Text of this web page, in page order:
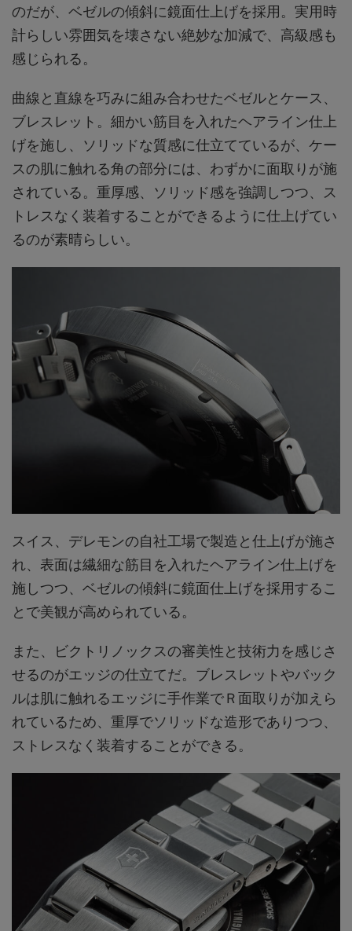
のだが、ベゼルの傾斜に鏡面仕上げを採用。実用時
計らしい雰囲気を壊さない絶妙な加減で、高級感も
感じられる。
曲線と直線を巧みに組み合わせたベゼルとケース、
ブレスレット。細かい筋目を入れたヘアライン仕上
げを施し、ソリッドな質感に仕立てているが、ケー
スの肌に触れる角の部分には、わずかに面取りが施
されている。重厚感、ソリッド感を強調しつつ、ス
トレスなく装着することができるように仕上げてい
るのが素晴らしい。
スイス、デレモンの自社工場で製造と仕上げが施さ
れ、表面は繊細な筋目を入れたヘアライン仕上げを
施しつつ、ベゼルの傾斜に鏡面仕上げを採用するこ
とで美観が高められている。
また、ビクトリノックスの審美性と技術力を感じさ
せるのがエッジの仕立てだ。ブレスレットやバック
ルは肌に触れるエッジに手作業でＲ面取りが加えら
れているため、重厚でソリッドな造形でありつつ、
ストレスなく装着することができる。